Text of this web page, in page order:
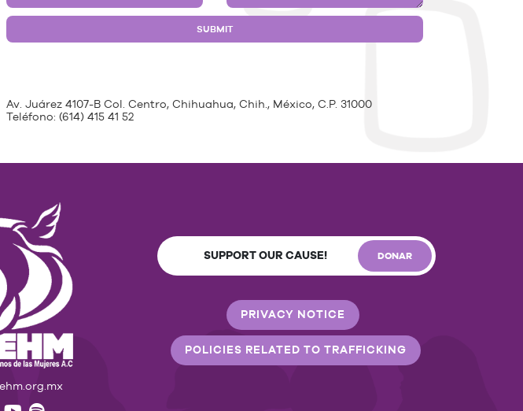
Av. Juárez 4107-B Col. Centro, Chihuahua, Chih., México, C.P. 31000
Teléfono: (614) 415 41 52
SUPPORT OUR CAUSE! DONAR
PRIVACY NOTICE
POLICIES RELATED TO TRAFFICKING